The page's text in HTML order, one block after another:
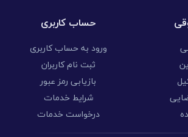
حساب کاربری
ورود به حساب کاربری
ثبت نام کاربران
بازیابی رمز عبور
شرایط خدمات
درخواست خدمات